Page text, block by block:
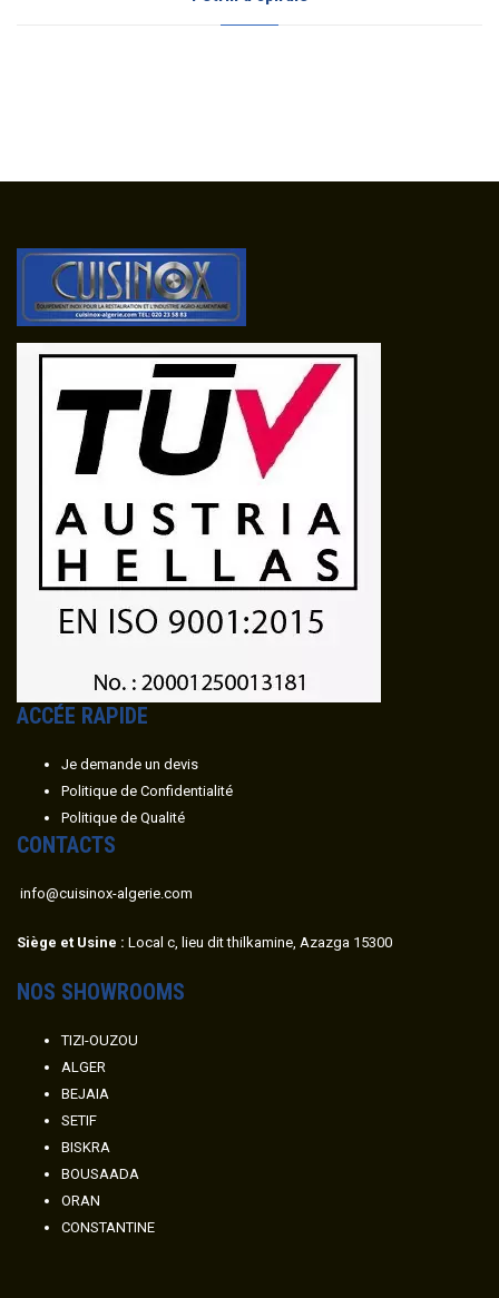
ACCÉE RAPIDE
Je demande un devis
Politique de Confidentialité
Politique de Qualité
CONTACTS
info@cuisinox-algerie.com
Siège et Usine : Local c, lieu dit thilkamine, Azazga 15300
NOS SHOWROOMS
TIZI-OUZOU
ALGER
BEJAIA
SETIF
BISKRA
BOUSAADA
ORAN
CONSTANTINE